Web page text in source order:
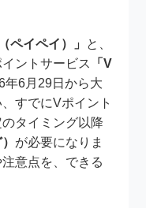
ペイペイ）」 と、
ントサービス
「V
年6月29日から大
すでにVポイント
タイミング以降
が必要になりま
意点を、できる